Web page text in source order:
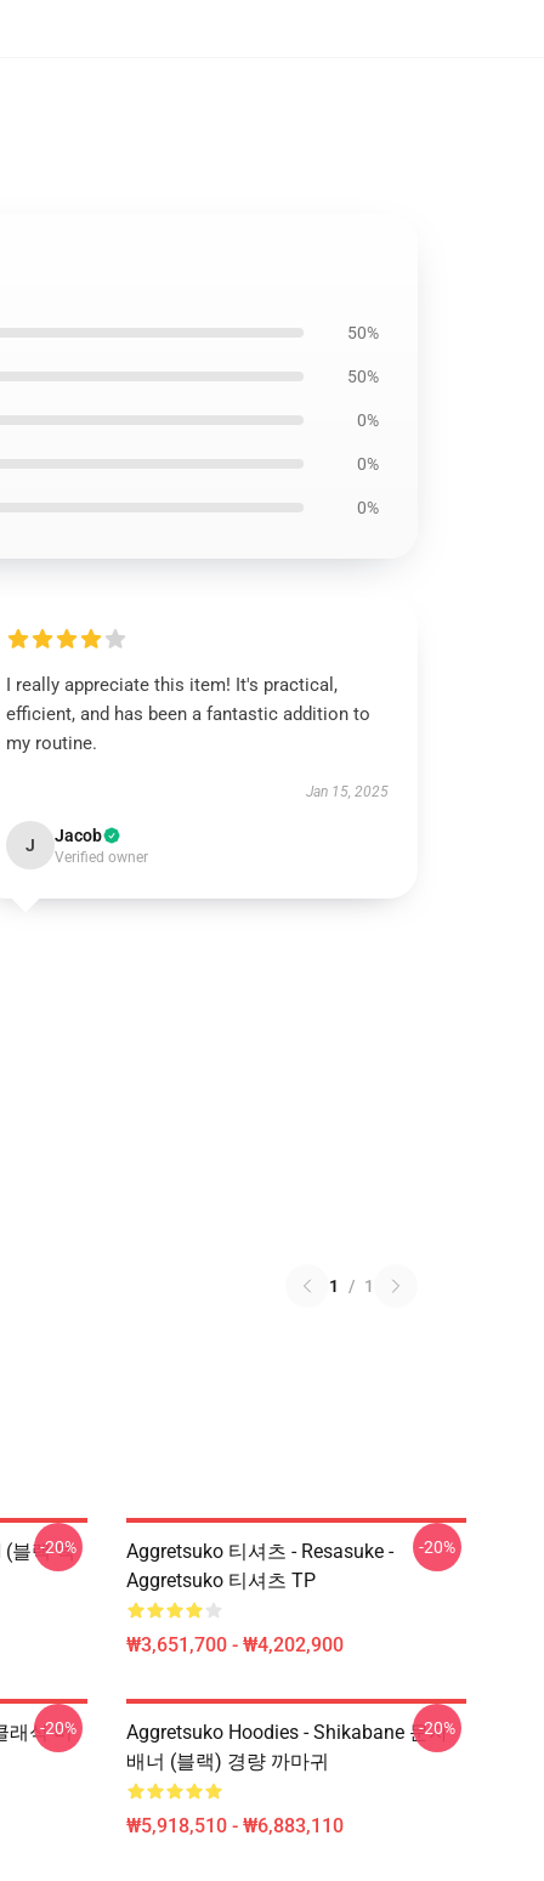
50%
50%
0%
0%
0%
I really appreciate this item! It's practical,
efficient, and has been a fantastic addition to
my routine.
Jan 15, 2025
J Jacob
Verified owner
1 / 1
(블랙 텍
-20%
Aggretsuko 티셔츠 - Resasuke -
Aggretsuko 티셔츠 TP
₩3,651,700 - ₩4,202,900
-20%
래식 머
-20%
Aggretsuko Hoodies - Shikabane 문자
배너 (블랙) 경량 까마귀
₩5,918,510 - ₩6,883,110
-20%